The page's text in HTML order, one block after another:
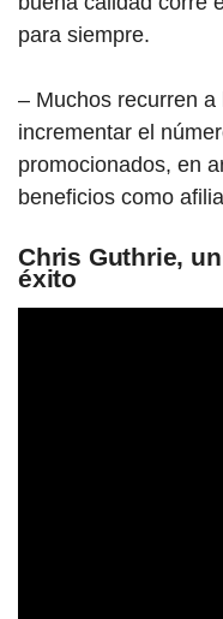
para siempre.
– Muchos recurren
incrementar el
promocionados, en
beneficios como
Chris Guthrie,
éxito